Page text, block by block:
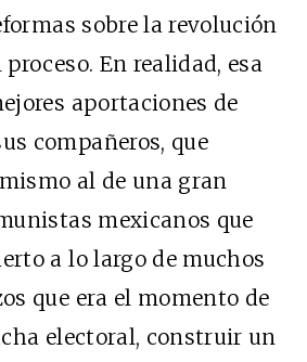
sobre la revolución
En realidad, esa
aportaciones de
compañeros, que
al de una gran
mexicanos que
a lo largo de muchos
que era el momento de
electoral, construir un